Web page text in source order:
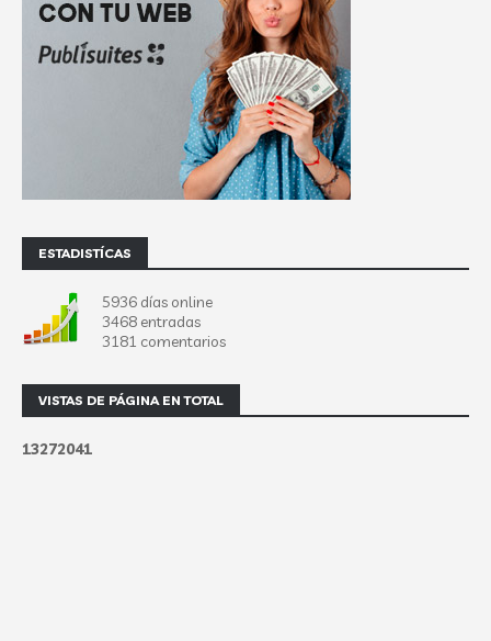
ESTADISTÍCAS
5936 días online
3468 entradas
3181 comentarios
VISTAS DE PÁGINA EN TOTAL
13272041